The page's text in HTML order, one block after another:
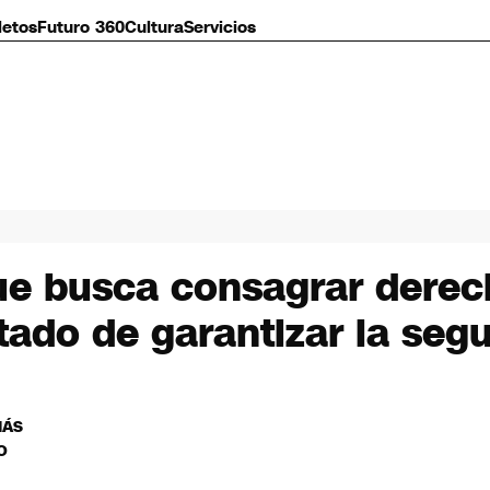
Futuro 360CulturaServicios
busca consagrar
de garantizar la